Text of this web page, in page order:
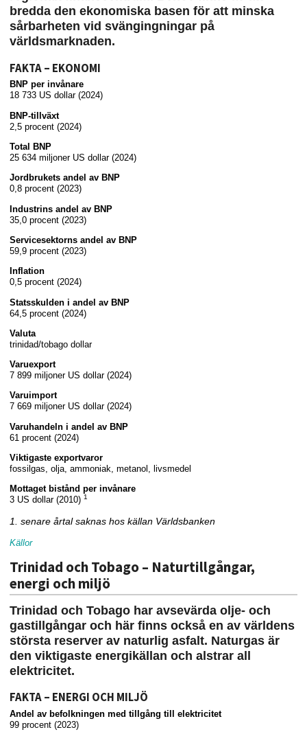
bredda den ekonomiska basen för att minska
sårbarheten vid svängingningar på
världsmarknaden.
FAKTA – EKONOMI
BNP per invånare
18 733 US dollar (2024)
BNP-tillväxt
2,5 procent (2024)
Total BNP
25 634 miljoner US dollar (2024)
Jordbrukets andel av BNP
0,8 procent (2023)
Industrins andel av BNP
35,0 procent (2023)
Servicesektorns andel av BNP
59,9 procent (2023)
Inflation
0,5 procent (2024)
Statsskulden i andel av BNP
64,5 procent (2024)
Valuta
trinidad/tobago dollar
Varuexport
7 899 miljoner US dollar (2024)
Varuimport
7 669 miljoner US dollar (2024)
Varuhandeln i andel av BNP
61 procent (2024)
Viktigaste exportvaror
fossilgas, olja, ammoniak, metanol, livsmedel
Mottaget bistånd per invånare
3 US dollar (2010) 1
1. senare årtal saknas hos källan Världsbanken
Källor
Trinidad och Tobago – Naturtillgångar,
energi och miljö
Trinidad och Tobago har avsevärda olje- och
gastillgångar och här finns också en av världens
största reserver av naturlig asfalt. Naturgas är
den viktigaste energikällan och alstrar all
elektricitet.
FAKTA – ENERGI OCH MILJÖ
Andel av befolkningen med tillgång till elektricitet
99 procent (2023)